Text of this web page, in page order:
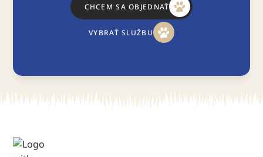
CHCEM SA OBJEDNAŤ
VYBRAŤ SLUŽBU